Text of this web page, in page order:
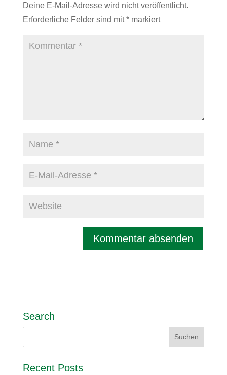
Deine E-Mail-Adresse wird nicht veröffentlicht.
Erforderliche Felder sind mit*markiert
Search
Recent Posts